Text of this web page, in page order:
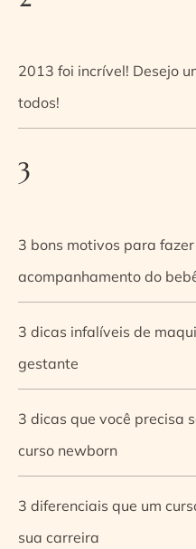
2013 foi incrível! Desejo
todos!
3
3 bons motivos para
acompanhamento do
3 dicas infalíveis de
gestante
3 dicas que você precisa
curso newborn
3 diferenciais que um
sua carreira